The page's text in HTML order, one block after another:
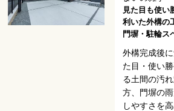
見た目も使い
利いた外構の
門塀・駐輪ス
外構完成後
た目・使い
る土間の汚
方、門塀の
しやすさを